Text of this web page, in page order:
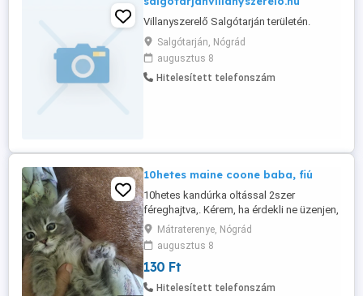
Villanyszerelő Salgótarján területén.
Salgótarján, Nógrád
augusztus 8
Hitelesített telefonszám
10hetes maine coone baba, fiú
10hetes kandúrka oltással 2szer
féreghajtva,. Kérem, ha érdekli ne üzenjen,
hívjon fel.
Mátraterenye, Nógrád
augusztus 8
130 Ft
Hitelesített telefonszám